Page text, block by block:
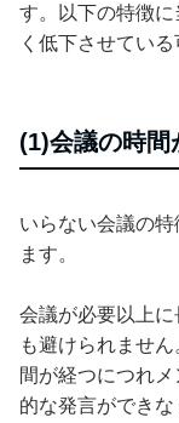
す。以下の特徴
く低下させてい
(1)会議の時間
いらない会議の
ます。
会議が必要以上
も避けられませ
間が経つにつれ
的な発言ができ